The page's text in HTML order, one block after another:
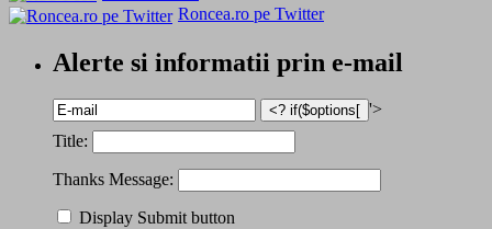
Roncea.ro pe Twitter
Alerte si informatii prin e-mail
'>
Title:
Thanks Message:
Display Submit button